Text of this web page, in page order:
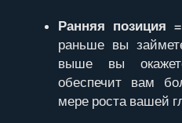
Ранняя позиция
раньше вы
выше вы
обеспечит вам
мере роста вашей